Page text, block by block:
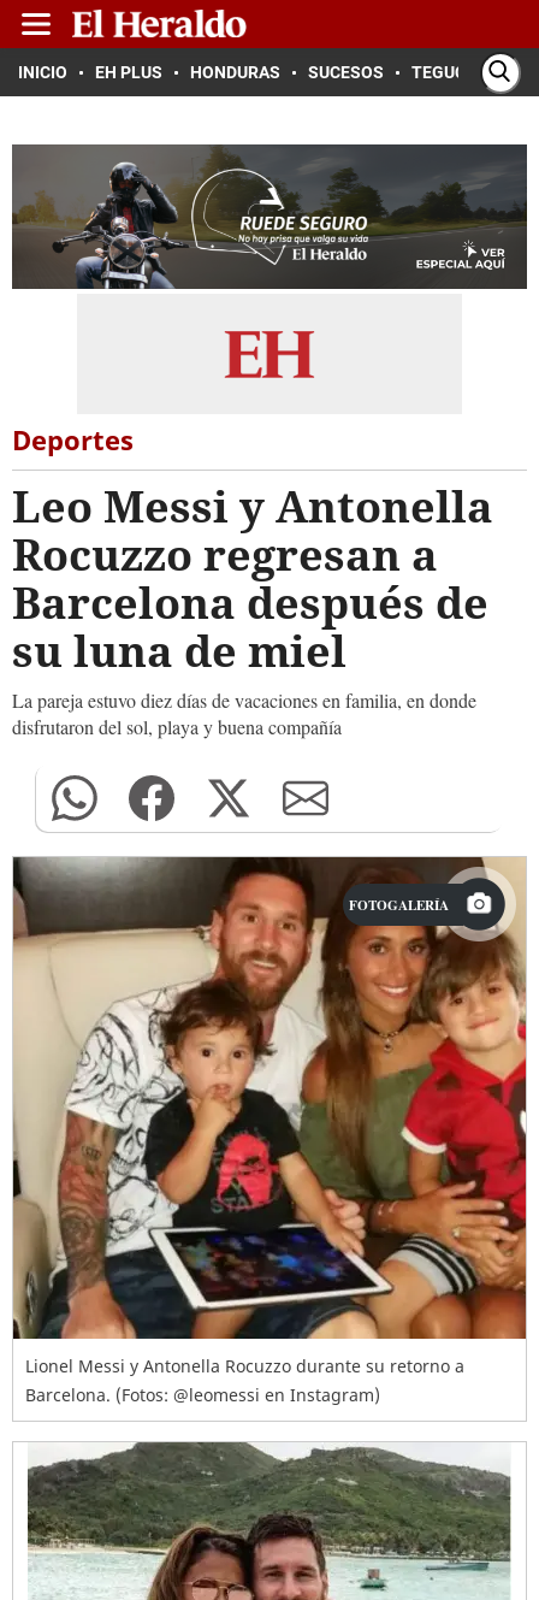
INICIO EH PLUS HONDURAS SUCESOS TEGUCIGALPA
Deportes
Leo Messi y Antonella
Rocuzzo regresan a
Barcelona después de
su luna de miel
La pareja estuvo diez días de vacaciones en familia, en donde
disfrutaron del sol, playa y buena compañía
FOTOGALERÍA
Lionel Messi y Antonella Rocuzzo durante su retorno a
Barcelona. (Fotos: @leomessi en Instagram)